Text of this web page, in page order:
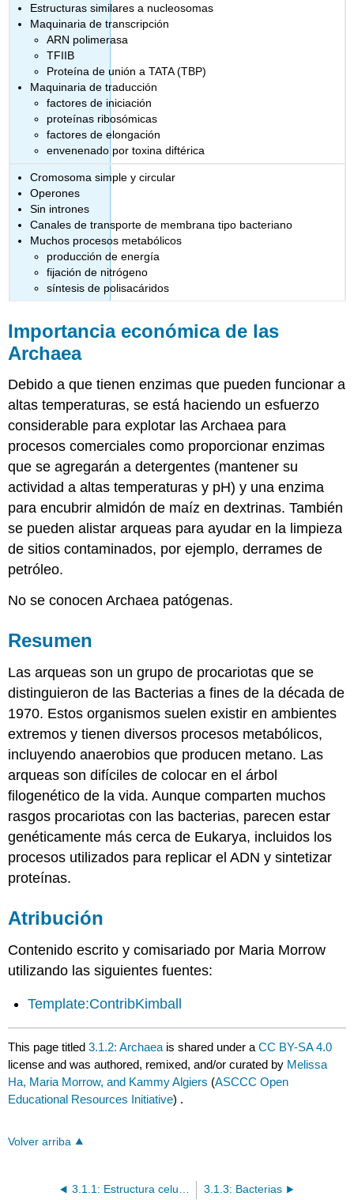
Estructuras similares a nucleosomas
Maquinaria de transcripción
ARN polimerasa
TFIIB
Proteína de unión a TATA (TBP)
Maquinaria de traducción
factores de iniciación
proteínas ribosómicas
factores de elongación
envenenado por toxina diftérica
Cromosoma simple y circular
Operones
Sin intrones
Canales de transporte de membrana tipo bacteriano
Muchos procesos metabólicos
producción de energía
fijación de nitrógeno
síntesis de polisacáridos
Importancia económica de las
Archaea
Debido a que tienen enzimas que pueden funcionar a
altas temperaturas, se está haciendo un esfuerzo
considerable para explotar las Archaea para
procesos comerciales como proporcionar enzimas
que se agregarán a detergentes (mantener su
actividad a altas temperaturas y pH) y una enzima
para encubrir almidón de maíz en dextrinas. También
se pueden alistar arqueas para ayudar en la limpieza
de sitios contaminados, por ejemplo, derrames de
petróleo.
No se conocen Archaea patógenas.
Resumen
Las arqueas son un grupo de procariotas que se
distinguieron de las Bacterias a fines de la década de
1970. Estos organismos suelen existir en ambientes
extremos y tienen diversos procesos metabólicos,
incluyendo anaerobios que producen metano. Las
arqueas son difíciles de colocar en el árbol
filogenético de la vida. Aunque comparten muchos
rasgos procariotas con las bacterias, parecen estar
genéticamente más cerca de Eukarya, incluidos los
procesos utilizados para replicar el ADN y sintetizar
proteínas.
Atribución
Contenido escrito y comisariado por Maria Morrow
utilizando las siguientes fuentes:
Template:ContribKimball
This page titled3.1.2: Archaea is shared under aCC BY-SA 4.0
license and was authored, remixed, and/or curated by Melissa
Ha, Maria Morrow, and Kammy Algiers (ASCCC Open
Educational Resources Initiative) .
Volver arriba
3.1.1: Estructura celular 3.1.3: Bacterias